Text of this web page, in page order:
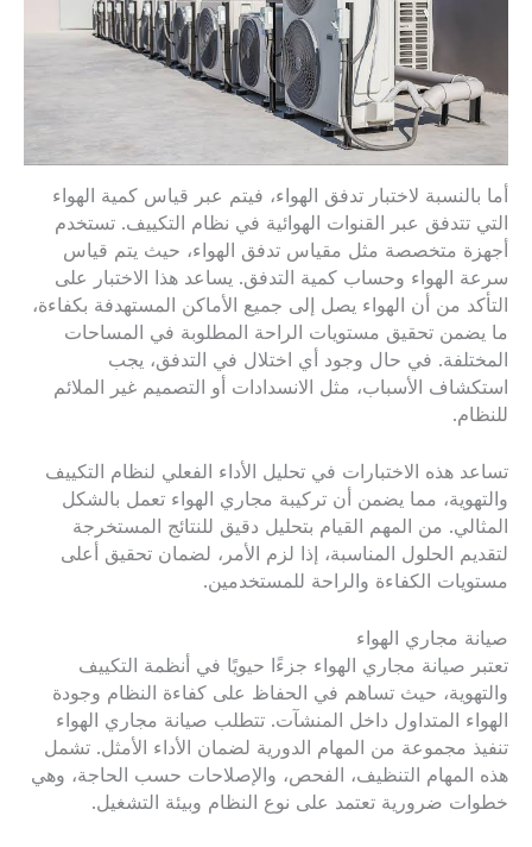
أما بالنسبة لاختبار تدفق الهواء، فيتم عبر قياس كمية الهواء
التي تتدفق عبر القنوات الهوائية في نظام التكييف. تستخدم
أجهزة متخصصة مثل مقياس تدفق الهواء، حيث يتم قياس
سرعة الهواء وحساب كمية التدفق. يساعد هذا الاختبار على
التأكد من أن الهواء يصل إلى جميع الأماكن المستهدفة بكفاءة،
ما يضمن تحقيق مستويات الراحة المطلوبة في المساحات
المختلفة. في حال وجود أي اختلال في التدفق، يجب
استكشاف الأسباب، مثل الانسدادات أو التصميم غير الملائم
للنظام.
تساعد هذه الاختبارات في تحليل الأداء الفعلي لنظام التكييف
والتهوية، مما يضمن أن تركيبة مجاري الهواء تعمل بالشكل
المثالي. من المهم القيام بتحليل دقيق للنتائج المستخرجة
لتقديم الحلول المناسبة، إذا لزم الأمر، لضمان تحقيق أعلى
مستويات الكفاءة والراحة للمستخدمين.
صيانة مجاري الهواء
تعتبر صيانة مجاري الهواء جزءًا حيويًا في أنظمة التكييف
والتهوية، حيث تساهم في الحفاظ على كفاءة النظام وجودة
الهواء المتداول داخل المنشآت. تتطلب صيانة مجاري الهواء
تنفيذ مجموعة من المهام الدورية لضمان الأداء الأمثل. تشمل
هذه المهام التنظيف، الفحص، والإصلاحات حسب الحاجة، وهي
خطوات ضرورية تعتمد على نوع النظام وبيئة التشغيل.